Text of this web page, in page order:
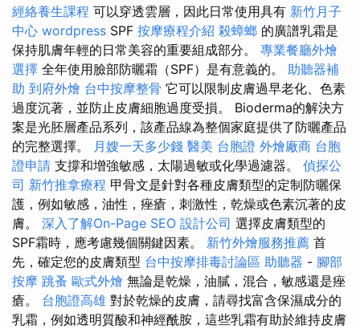
經絡養生課程 可以穿透雲層，因此日常使用具有 新竹月子
中心 wordpress SPF 按摩療程介紹 殺蟑螂 的廣譜乳霜是
保持肌膚年輕的日常美容的重要組成部分。 專業餐廳外燴
選擇 全年使用臉部防曬霜（SPF）是有意義的。 助聽器補
助 到府外燴 台中按摩整骨 它可以限制皮膚過早老化、色素
過度沉著，並防止皮膚細胞過度受損。 Bioderma的解決方
案是光胚層產品系列，該產品線為整個家庭提供了防曬產品
的完整選擇。
月嫂一天多少錢 醫美 台胞證 外燴廠商 台胞
證申請 支撐和增強敏感，太陽過敏或化學過濾器。 偵探公
司 新竹推拿療程 甲骨文是針對各種皮膚類型的定制防曬保
護，例如敏感，油性，痤瘡，刺激性，乾燥或色素沉著的皮
膚。 深入了解On-Page SEO 設計公司 選擇皮膚類型的
SPF霜時，應考慮幾個關鍵因素。 新竹外燴服務推薦 首
先，確定您的皮膚類型 台中按摩排毒討論區 助聽器 - 腳部
按摩 跳蚤 歐式外燴 無論是乾燥，油膩，混合，敏感還是痤
瘡。 台胞證高雄 對於乾燥的皮膚，請尋找富含保濕成分的
乳霜，例如透明質酸和神經酰胺，這些乳霜有助於維持皮膚